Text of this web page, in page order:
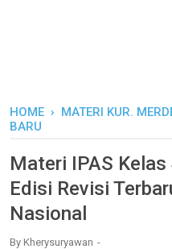
HOME › MATERI KUR.
BARU
Materi IPAS
Edisi Revisi
Nasional
By Kherysuryawan